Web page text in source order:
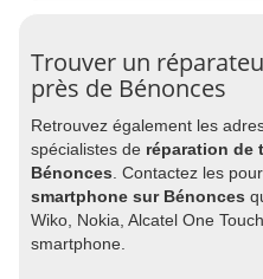
Trouver un
près de Bénonces
Retrouvez également les
spécialistes de réparation de
Bénonces . Contactez les
smartphone sur Bénonces
Wiko, Nokia, Alcatel One
smartphone.